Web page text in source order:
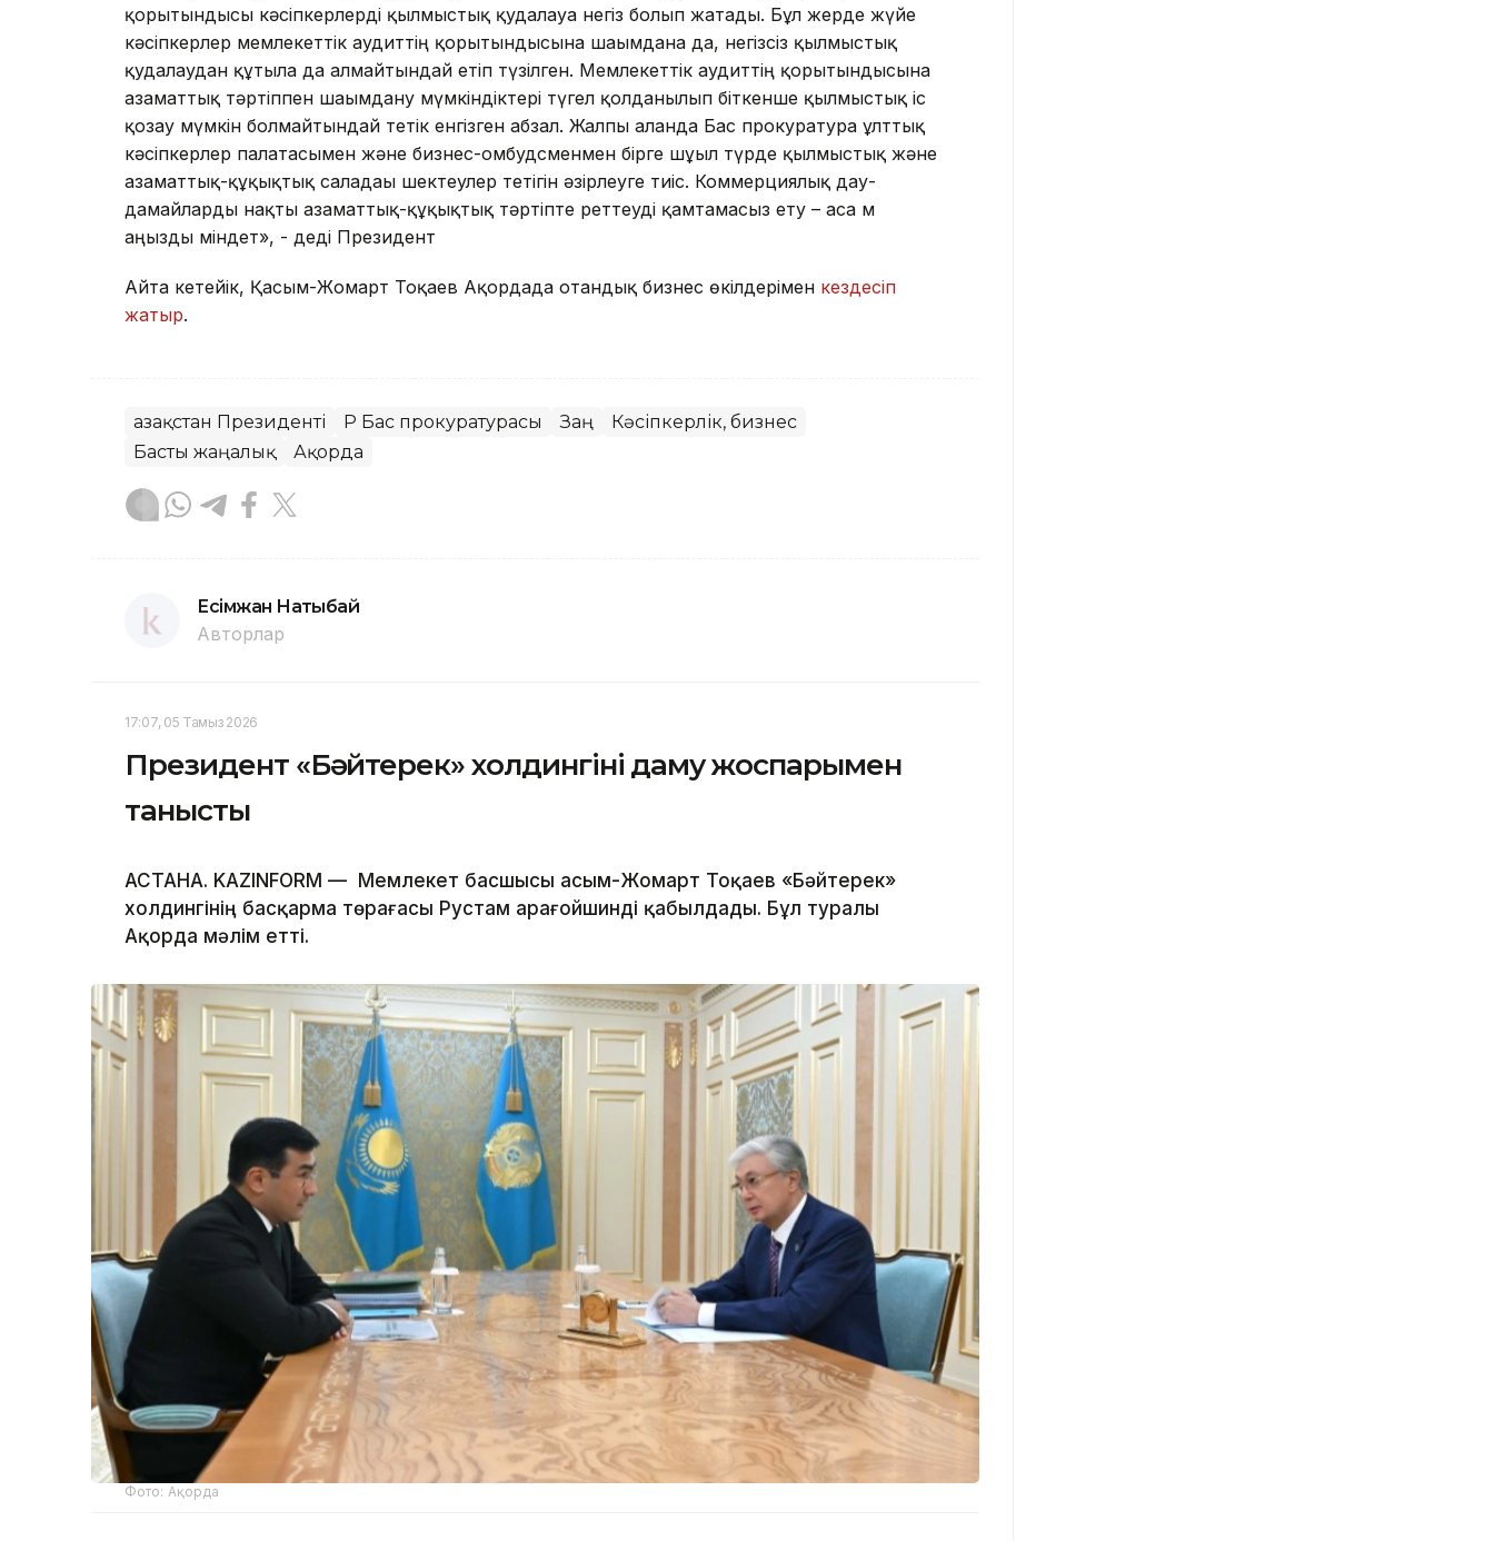
қорытындысы кәсіпкерлерді қылмыстық қудалауға негіз болып жатады. Бұл жерде жүйе
кәсіпкерлер мемлекеттік аудиттің қорытындысына шағымдана да, негізсіз қылмыстық
қудалаудан құтыла да алмайтындай етіп түзілген. Мемлекеттік аудиттің қорытындысына
азаматтық тәртіппен шағымдану мүмкіндіктері түгел қолданылып біткенше қылмыстық іс
қозғау мүмкін болмайтындай тетік енгізген абзал. Жалпы алғанда Бас прокуратура ұлттық
кәсіпкерлер палатасымен және бизнес-омбудсменмен бірге шұғыл түрде қылмыстық және
азаматтық-құқықтық саладағы шектеулер тетігін әзірлеуге тиіс. Коммерциялық дау-
дамайларды нақты азаматтық-құқықтық тәртіпте реттеуді қамтамасыз ету – аса м
аңызды міндет», - деді Президент
Айта кетейік, Қасым-Жомарт Тоқаев Ақордада отандық бизнес өкілдерімен кездесіп
жатыр.
Қазақстан Президенті ҚР Бас прокуратурасы Заң
Кәсіпкерлік, бизнес
Басты жаңалық
Ақорда
Есімжан Нақтыбай
Авторлар
17:07, 05 Тамыз 2026
Президент «Бәйтерек» холдингінің даму жоспарымен
танысты
АСТАНА. KAZINFORM — Мемлекет басшысы Қасым-Жомарт Тоқаев «Бәйтерек»
холдингінің басқарма төрағасы Рустам Қарағойшинді қабылдады. Бұл туралы
Ақорда мәлім етті.
Фото: Ақорда